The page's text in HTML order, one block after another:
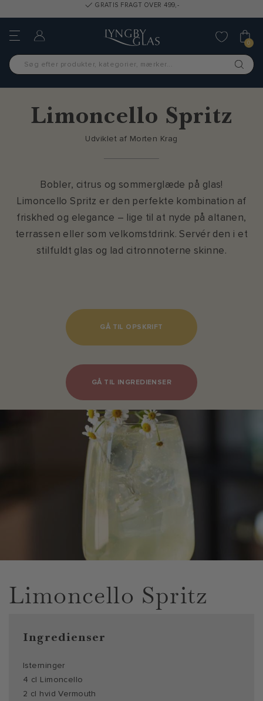
GRATIS FRAGT OVER 499,-
0
Limoncello Spritz
Udviklet af Morten Krag
Bobler, citrus og sommerglæde på glas!
Limoncello Spritz er den perfekte kombination af
friskhed og elegance – lige til at nyde på altanen,
terrassen eller som velkomstdrink. Servér den i et
stilfuldt glas og lad citronnoterne skinne.
GÅ TIL OPSKRIFT
GÅ TIL INGREDIENSER
Limoncello Spritz
Ingredienser
Isterninger
4 cl Limoncello
2 cl hvid Vermouth